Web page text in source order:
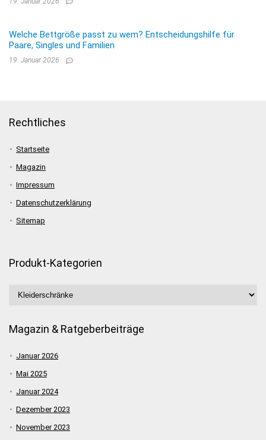
Welche Bettgröße passt zu wem? Entscheidungshilfe für
Paare, Singles und Familien
19. Januar 2026
Rechtliches
Startseite
Magazin
Impressum
Datenschutzerklärung
Sitemap
Produkt-Kategorien
Magazin & Ratgeberbeiträge
Januar 2026
Mai 2025
Januar 2024
Dezember 2023
November 2023